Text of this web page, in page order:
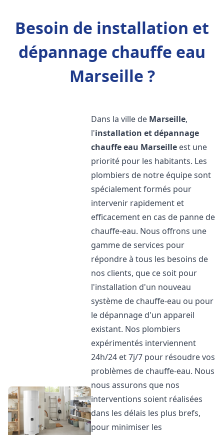
Besoin de installation et
dépannage chauffe eau
Marseille ?
Dans la ville de Marseille,
l'installation et dépannage
chauffe eau Marseille est une
priorité pour les habitants. Les
plombiers de notre équipe sont
spécialement formés pour
intervenir rapidement et
efficacement en cas de panne de
chauffe-eau. Nous offrons une
gamme de services pour
répondre à tous les besoins de
nos clients, que ce soit pour
l'installation d'un nouveau
système de chauffe-eau ou pour
le dépannage d'un appareil
existant. Nos plombiers
expérimentés interviennent
24h/24 et 7j/7 pour résoudre vos
problèmes de chauffe-eau. Nous
nous assurons que nos
interventions soient réalisées
dans les délais les plus brefs,
pour minimiser les